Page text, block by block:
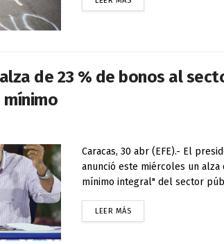
de 23 % de bonos al
Caracas, 30 abr (EFE).- El
anunció este miércoles un
mínimo integral" del sector
LEER MÁS